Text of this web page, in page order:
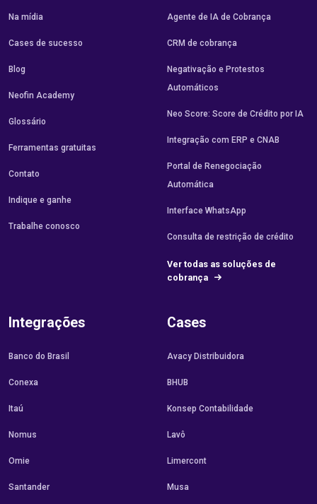
Na mídia
Cases de sucesso
Blog
Neofin Academy
Glossário
Ferramentas gratuitas
Contato
Indique e ganhe
Trabalhe conosco
Agente de IA de Cobrança
CRM de cobrança
Negativação e Protestos
Automáticos
Neo Score: Score de Crédito por IA
Integração com ERP e CNAB
Portal de Renegociação
Automática
Interface WhatsApp
Consulta de restrição de crédito
Ver todas as soluções de
cobrança
Integrações
Banco do Brasil
Conexa
Itaú
Nomus
Omie
Santander
Cases
Avacy Distribuidora
BHUB
Konsep Contabilidade
Lavô
Limercont
Musa